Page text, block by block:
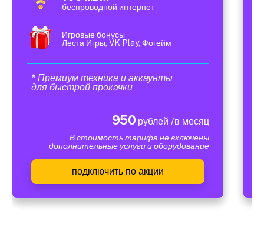
беспроводной интернет
Игровые бонусы
Леста Игры, VK Play, Фогейм
* Премиум техника и аккаунты
для быстрой прокачки
950 рублей /в месяц
В стоимость тарифа не включены
дополнительные услуги и оборудование
подключить по акции